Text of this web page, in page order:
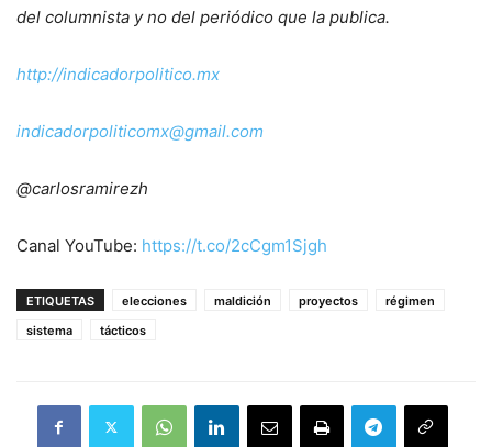
del columnista y no del periódico que la publica.
http://indicadorpolitico.mx
indicadorpoliticomx@gmail.com
@carlosramirezh
Canal YouTube: https://t.co/2cCgm1Sjgh
ETIQUETAS elecciones maldición proyectos
régimen
sistema
tácticos